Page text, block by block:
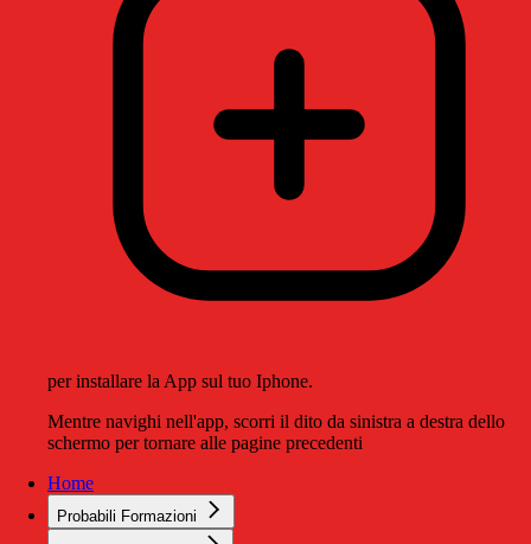
per installare la App sul tuo Iphone.
Mentre navighi nell'app, scorri il dito da sinistra a destra dello
schermo per tornare alle pagine precedenti
Home
Probabili Formazioni